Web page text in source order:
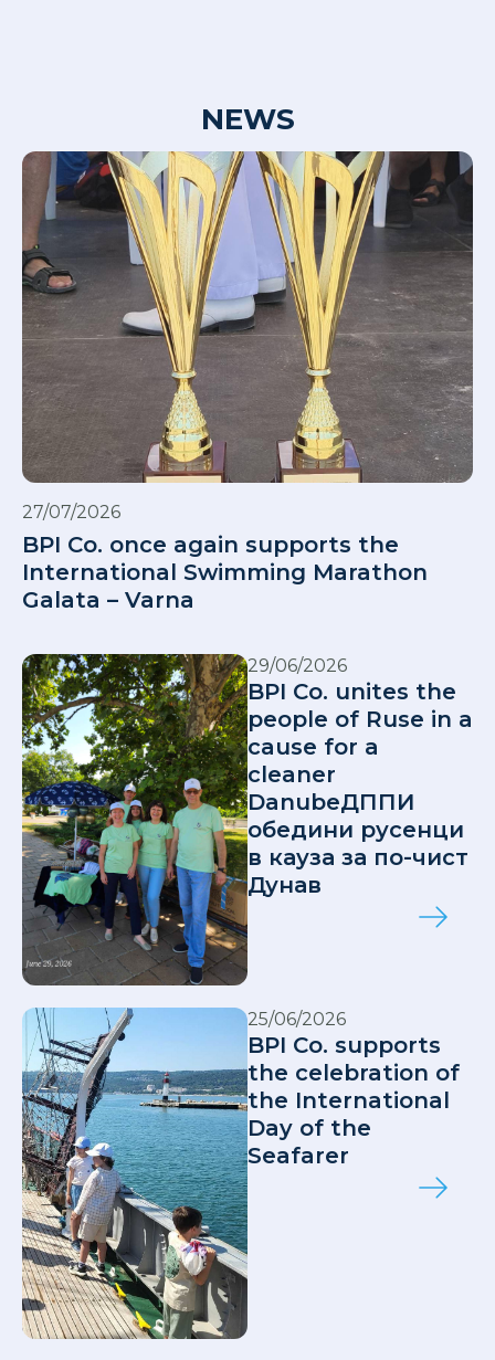
NEWS
27/07/2026
BPI Co. once again supports the
International Swimming Marathon
Galata – Varna
29/06/2026
BPI Co. unites the
people of Ruse in a
cause for a
cleaner
DanubeДППИ
обедини русенци
в кауза за по-чист
Дунав
25/06/2026
BPI Co. supports
the celebration of
the International
Day of the
Seafarer